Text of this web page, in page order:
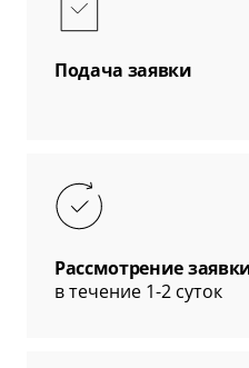
Подача заявки
Рассмотрение
в течение 1-2 суток